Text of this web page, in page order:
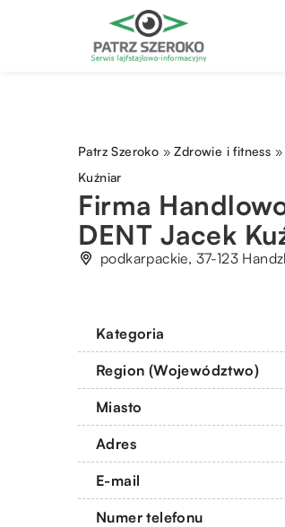
Patrz Szeroko »Zdrowie i fitness »
Kuźniar
Firma
DENT Jacek
podkarpackie, 37-123
Kategoria
Region (Województwo)
Miasto
Adres
E-mail
Numer telefonu